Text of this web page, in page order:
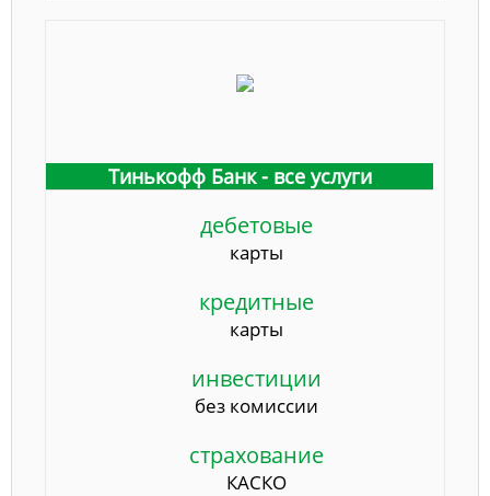
Тинькофф Банк - все услуги
дебетовые
карты
кредитные
карты
инвестиции
без комиссии
страхование
КАСКО